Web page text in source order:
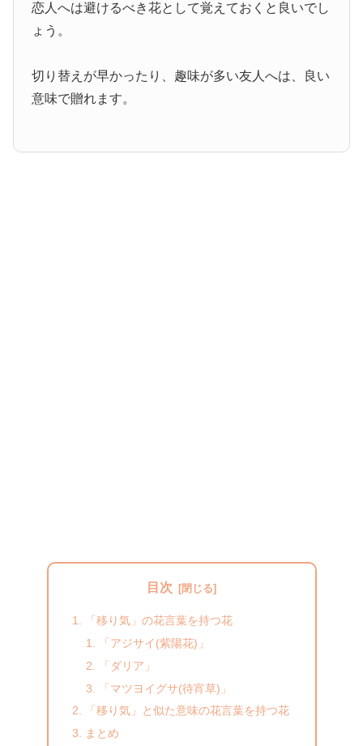
恋人へは避けるべき花として覚えておくと良いでし
ょう。
切り替えが早かったり、趣味が多い友人へは、良い
意味で贈れます。
目次
「移り気」の花言葉を持つ花
「アジサイ(紫陽花)」
「ダリア」
「マツヨイグサ(待宵草)」
「移り気」と似た意味の花言葉を持つ花
まとめ